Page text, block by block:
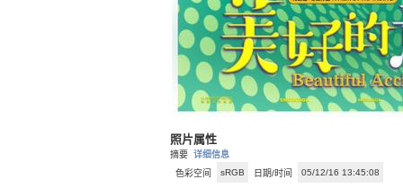
照片属性
摘要 详细信息
色彩空间
sRGB 日期/时间 05/12/16 13:45:08